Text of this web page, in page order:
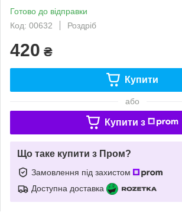
Готово до відправки
Код: 00632
Роздріб
420 ₴
Купити
або
Купити з
Що таке купити з Пром?
Замовлення під захистом
Доступна доставка